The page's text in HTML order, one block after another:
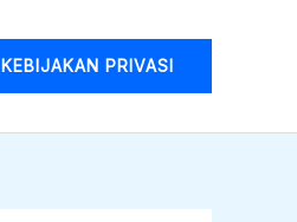
KEBIJAKAN PRIVASI